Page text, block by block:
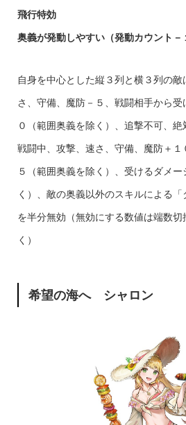
飛行特効
奥義が発動しやすい（発動カウント－
自身を中心とした縦３列と横３列の
さ、守備、魔防－５、戦闘相手から受
０（範囲奥義を除く）、追撃不可、絶
戦闘中、攻撃、速さ、守備、魔防＋１
５（範囲奥義を除く）、受けるダメ
く）、敵の奥義以外のスキルによる
を半分無効（無効にする数値は端数
く）
希望の海へ シャロン